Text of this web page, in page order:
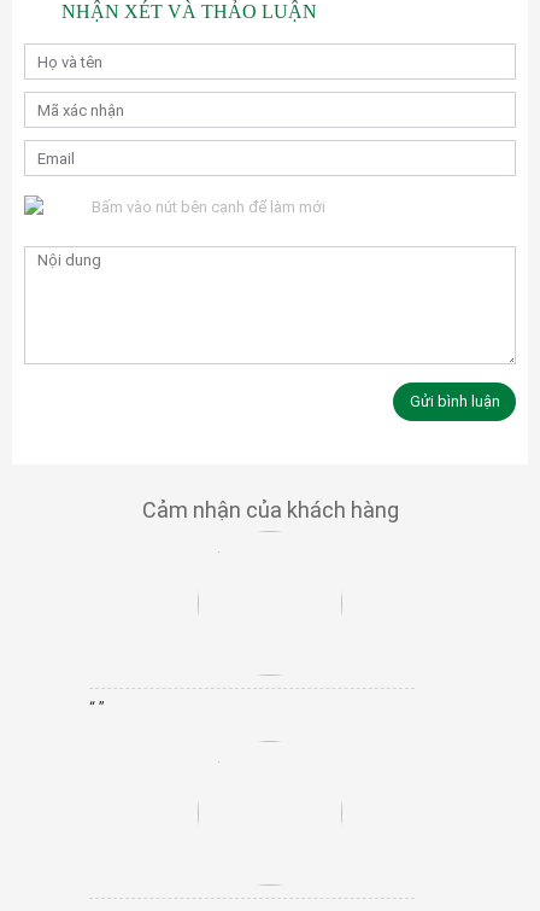
NHẬN XÉT VÀ THẢO LUẬN
Bấm vào nút bên cạnh để làm mới
Cảm nhận của khách hàng
“ ”